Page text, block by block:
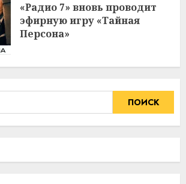
«Радио 7» вновь проводит
эфирную игру «Тайная
Персона»